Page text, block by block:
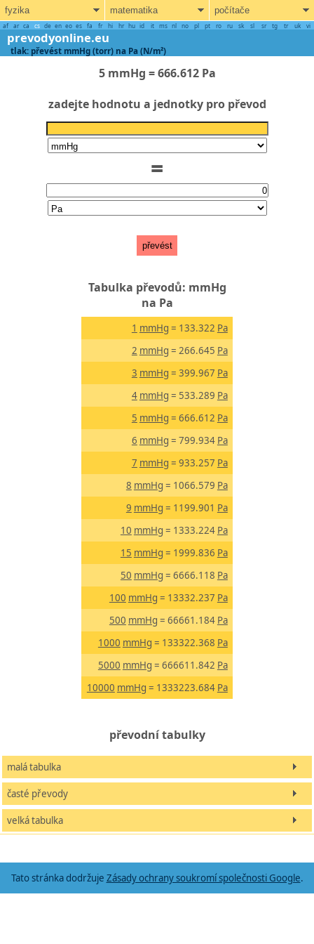
fyzika matematika počítače
af ar ca cs de en eo es fa fr hi hr hu id it ms nl no pl pt ro ru sk sl sr tg tr uk vi
prevodyonline.eu
tlak: převést mmHg (torr) na Pa (N/m²)
5 mmHg = 666.612 Pa
zadejte hodnotu a jednotky pro převod
=
převést
Tabulka převodů: mmHg
na Pa
1 mmHg = 133.322 Pa
2 mmHg = 266.645 Pa
3 mmHg = 399.967 Pa
4 mmHg = 533.289 Pa
5 mmHg = 666.612 Pa
6 mmHg = 799.934 Pa
7 mmHg = 933.257 Pa
8 mmHg = 1066.579 Pa
9 mmHg = 1199.901 Pa
10 mmHg = 1333.224 Pa
15 mmHg = 1999.836 Pa
50 mmHg = 6666.118 Pa
100 mmHg = 13332.237 Pa
500 mmHg = 66661.184 Pa
1000 mmHg = 133322.368 Pa
5000 mmHg = 666611.842 Pa
10000 mmHg = 1333223.684 Pa
převodní tabulky
malá tabulka
časté převody
velká tabulka
Tato stránka dodržuje Zásady ochrany soukromí společnosti Google.